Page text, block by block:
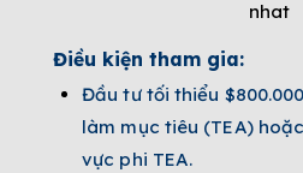
Điều kiện tham gia:
Đầu tư tối thiểu
làm mục tiêu (TEA)
vực phi TEA.